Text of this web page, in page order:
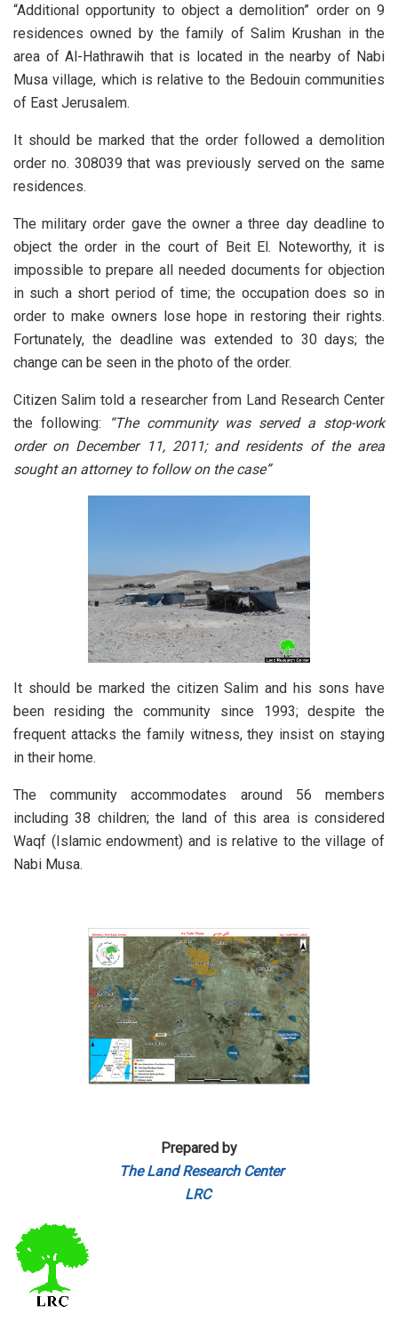
“Additional opportunity to object a demolition” order on 9
residences owned by the family of Salim Krushan in the
area of Al-Hathrawih that is located in the nearby of Nabi
Musa village, which is relative to the Bedouin communities
of East Jerusalem.
It should be marked that the order followed a demolition
order no. 308039 that was previously served on the same
residences.
The military order gave the owner a three day deadline to
object the order in the court of Beit El. Noteworthy, it is
impossible to prepare all needed documents for objection
in such a short period of time; the occupation does so in
order to make owners lose hope in restoring their rights.
Fortunately, the deadline was extended to 30 days; the
change can be seen in the photo of the order.
Citizen Salim told a researcher from Land Research Center
the following:
“The community was served a stop-work
order on December 11, 2011; and residents of the area
sought an attorney to follow on the case”
It should be marked the citizen Salim and his sons have
been residing the community since 1993; despite the
frequent attacks the family witness, they insist on staying
in their home.
The community accommodates around 56 members
including 38 children; the land of this area is considered
Waqf (Islamic endowment) and is relative to the village of
Nabi Musa.
Prepared by
The Land Research Center
LRC